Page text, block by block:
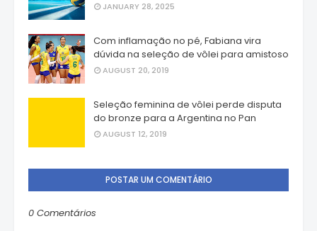
JANUARY 28, 2025
Com inflamação no pé, Fabiana vira
dúvida na seleção de vôlei para amistoso
AUGUST 20, 2019
Seleção feminina de vôlei perde disputa
do bronze para a Argentina no Pan
AUGUST 12, 2019
POSTAR UM COMENTÁRIO
0 Comentários